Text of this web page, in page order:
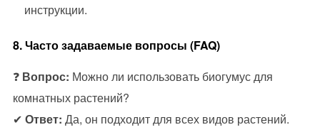
инструкции.
8. Часто задаваемые вопросы (FAQ)
❓ Вопрос: Можно ли использовать биогумус для
комнатных растений?
✔ Ответ: Да, он подходит для всех видов растений.